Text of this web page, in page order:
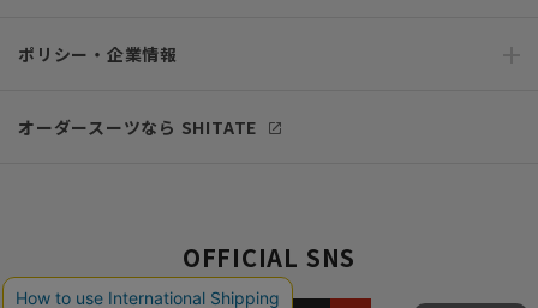
ポリシー・企業情報
オーダースーツなら SHITATE
OFFICIAL SNS